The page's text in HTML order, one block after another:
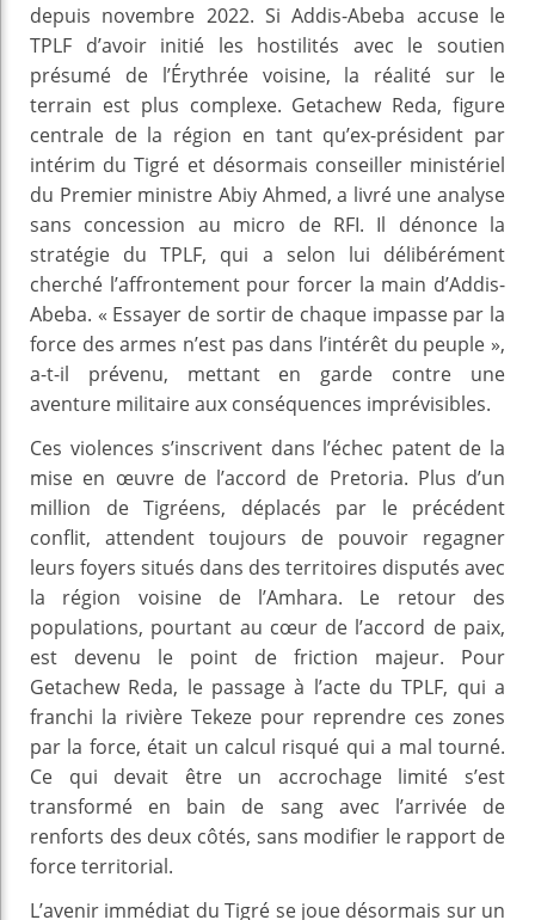
depuis novembre 2022. Si Addis-Abeba accuse le
TPLF d’avoir initié les hostilités avec le soutien
présumé de l’Érythrée voisine, la réalité sur le
terrain est plus complexe. Getachew Reda, figure
centrale de la région en tant qu’ex-président par
intérim du Tigré et désormais conseiller ministériel
du Premier ministre Abiy Ahmed, a livré une analyse
sans concession au micro de RFI. Il dénonce la
stratégie du TPLF, qui a selon lui délibérément
cherché l’affrontement pour forcer la main d’Addis-
Abeba. « Essayer de sortir de chaque impasse par la
force des armes n’est pas dans l’intérêt du peuple »,
a-t-il prévenu, mettant en garde contre une
aventure militaire aux conséquences imprévisibles.
Ces violences s’inscrivent dans l’échec patent de la
mise en œuvre de l’accord de Pretoria. Plus d’un
million de Tigréens, déplacés par le précédent
conflit, attendent toujours de pouvoir regagner
leurs foyers situés dans des territoires disputés avec
la région voisine de l’Amhara. Le retour des
populations, pourtant au cœur de l’accord de paix,
est devenu le point de friction majeur. Pour
Getachew Reda, le passage à l’acte du TPLF, qui a
franchi la rivière Tekeze pour reprendre ces zones
par la force, était un calcul risqué qui a mal tourné.
Ce qui devait être un accrochage limité s’est
transformé en bain de sang avec l’arrivée de
renforts des deux côtés, sans modifier le rapport de
force territorial.
L’avenir immédiat du Tigré se joue désormais sur un